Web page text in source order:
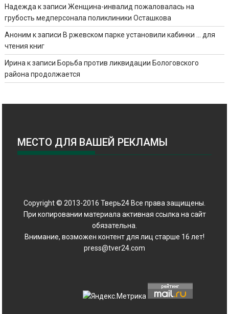
Надежда к записиЖенщина-инвалид пожаловалась на
грубость медперсонала поликлиники Осташкова
Аноним к записи В ржевском парке установили кабинки … для
чтения книг
Ирина к записи Борьба против ликвидации Бологовского
района продолжается
МЕСТО ДЛЯ ВАШЕЙ РЕКЛАМЫ
Copyright © 2013-2016 Тверь24 Все права защищены.
При копировании материала активная ссылка на сайт
обязательна.
Внимание, возможен контент для лиц старше 16 лет!
press@tver24.com